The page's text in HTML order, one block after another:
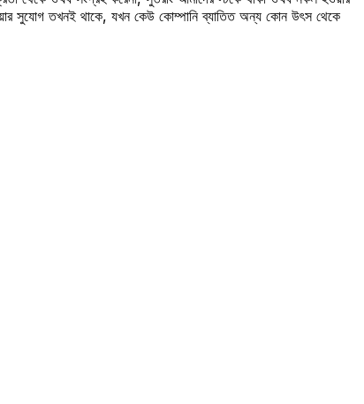
সুযোগ তখনই থাকে, যখন কেউ কোম্পানি ব্যাতিত অন্য কোন উৎস থেকে